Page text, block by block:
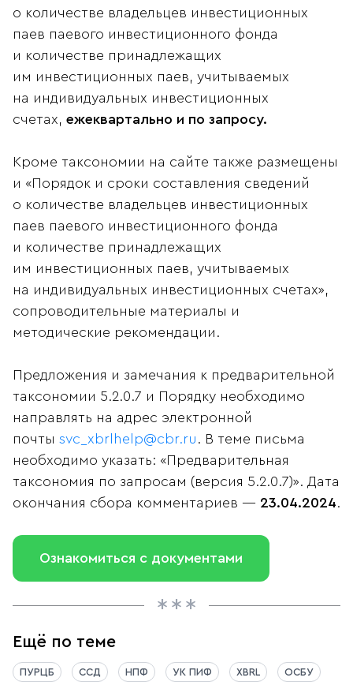
о количестве владельцев инвестиционных
паев паевого инвестиционного фонда
и количестве принадлежащих
им инвестиционных паев, учитываемых
на индивидуальных инвестиционных
счетах, ежеквартально и по запросу.
Кроме таксономии на сайте также размещены
и «Порядок и сроки составления сведений
о количестве владельцев инвестиционных
паев паевого инвестиционного фонда
и количестве принадлежащих
им инвестиционных паев, учитываемых
на индивидуальных инвестиционных счетах»,
сопроводительные материалы и
методические рекомендации.
Предложения и замечания к предварительной
таксономии 5.2.0.7 и Порядку необходимо
направлять на адрес электронной
почты svc_xbrlhelp@cbr.ru . В теме письма
необходимо указать: «Предварительная
таксономия по запросам (версия 5.2.0.7)». Дата
окончания сбора комментариев — 23.04.2024.​
Ознакомиться с документами
Ещё по теме
ПУРЦБ ССД НПФ УК ПИФ XBRL ОСБУ